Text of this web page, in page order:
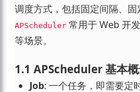
调度方式，包括固定间隔、固
APScheduler 常用于 Web 开
等场景。
1.1 APScheduler 基本
Job: 一个任务，即需要定